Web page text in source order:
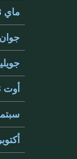
ماي 2008
جوان 2008
جويلية
أوت 2008
سبتمبر
أكتوبر 2008